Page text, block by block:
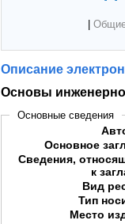
Описание
Основы
Основные сведения
Основное
Сведения,
к
Вид
Тип
Место